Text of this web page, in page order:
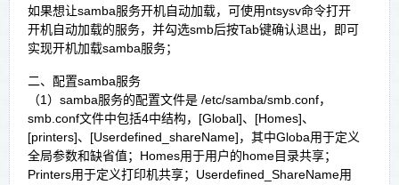
如果想让samba服务开机自动加载，可使用ntsysv命令打开
开机自动加载的服务，并勾选smb后按Tab键确认退出，即可
实现开机加载samba服务；
二、配置samba服务
（1）samba服务的配置文件是 /etc/samba/smb.conf，
smb.conf文件中包括4中结构，[Global]、[Homes]、
[printers]、[Userdefined_shareName]，其中Globa用于定义
全局参数和缺省值；Homes用于用户的home目录共享；
Printers用于定义打印机共享；Userdefined_ShareName用